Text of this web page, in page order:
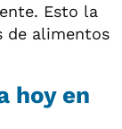
Esto la
de alimentos
hoy en